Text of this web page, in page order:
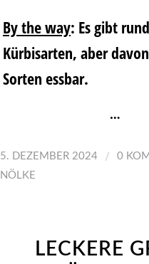
By the way: Es gibt
Kürbisarten, aber
Sorten essbar.
…
5. DEZEMBER 2024 / 0
NÖLKE
LECKERE